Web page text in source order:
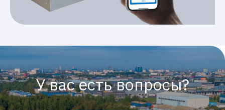
У вас есть вопросы?